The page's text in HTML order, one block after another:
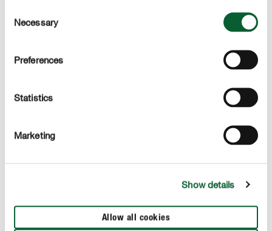
Selection
Necessary
Preferences
Statistics
Marketing
Show details
Allow all cookies
Om ervoor te zorgen dat de wortels in de pot niet gaan
goed kan uitdrogen alvorens je opnieuw water geeft
laten vallen en geelkleuren. Het is handig om de
In het voorjaar en de zomer, wanneer de kamerden
De situatie is anders tijdens het koude seizoen,
wanneer de boom overwintert en bijna geen water
nodig heeft. In de winter (op een koele plaats) hoef je